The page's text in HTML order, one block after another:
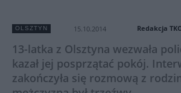
OLSZTYN 15.10.2014 Redakcja
13-latka z Olsztyna wezwała
kazał jej posprzątać pokój.
zakończyła się rozmową z